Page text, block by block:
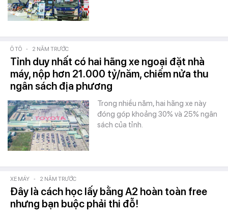
Ô TÔ - 2 NĂM TRƯỚC
Tỉnh duy nhất có hai hãng xe ngoại đặt nhà
máy, nộp hơn 21.000 tỷ/năm, chiếm nửa thu
ngân sách địa phương
Trong nhiều năm, hai hãng xe này
đóng góp khoảng 30% và 25% ngân
sách của tỉnh.
XE MÁY - 2 NĂM TRƯỚC
Đây là cách học lấy bằng A2 hoàn toàn free
nhưng bạn buộc phải thi đỗ!